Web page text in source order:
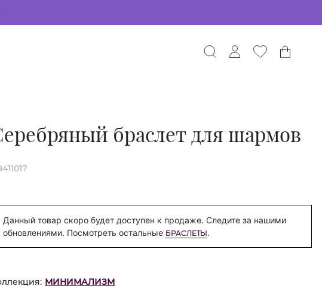
браслет для шармов
Данный товар скоро будет доступен к продаже. Следите за нашими
обновлениями. Посмотреть остальные БРАСЛЕТЫ.
МИНИМАЛИЗМ